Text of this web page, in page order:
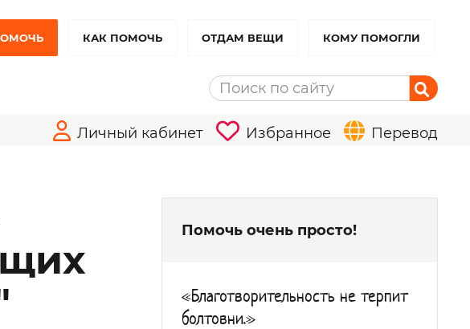
КАК ПОМОЧЬ ОТДАМ ВЕЩИ КОМУ ПОМОГЛИ
Личный кабинет Избранное Перевод
Помочь очень просто!
«Благотворительность не терпит
болтовни.»